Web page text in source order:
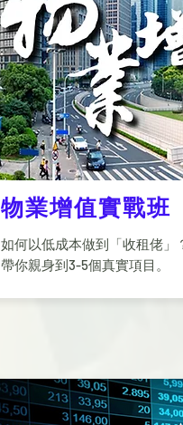
物業增值實戰班
如何以低成本做到「收租佬」
帶你親身到3-5個真實項目。